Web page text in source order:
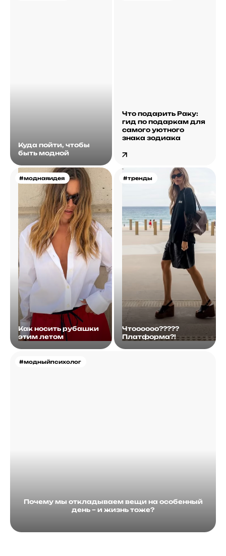
Куда пойти, чтобы
быть модной
Что подарить Раку:
гид по подаркам для
самого уютного
знака зодиака
#моднаяидея
Как носить рубашки
этим летом
#тренды
Чтоооооо?????
Платформа?!
#модныйпсихолог
Почему мы откладываем вещи на особенный
день – и жизнь тоже?